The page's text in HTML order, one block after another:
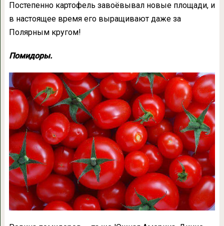
Постепенно картофель завоёвывал новые площади, и
в настоящее время его выращивают даже за
Полярным кругом!
Помидоры.